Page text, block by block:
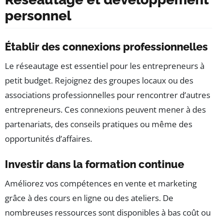
personnel
Établir des connexions professionnelles
Le réseautage est essentiel pour les entrepreneurs à
petit budget. Rejoignez des groupes locaux ou des
associations professionnelles pour rencontrer d’autres
entrepreneurs. Ces connexions peuvent mener à des
partenariats, des conseils pratiques ou même des
opportunités d’affaires.
Investir dans la formation continue
Améliorez vos compétences en vente et marketing
grâce à des cours en ligne ou des ateliers. De
nombreuses ressources sont disponibles à bas coût ou